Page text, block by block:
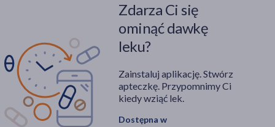
Zdarza Ci się
ominąć dawkę
leku?
Zainstaluj aplikację. Stwórz
apteczkę. Przypomnimy Ci
kiedy wziąć lek.
Dostępna w